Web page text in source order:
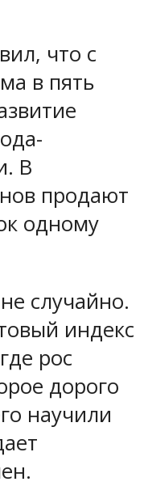
что с
в пять
В
продают
одному
случайно.
индекс
рос
дорого
научили